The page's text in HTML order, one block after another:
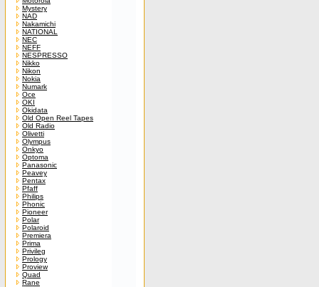
Mystery
NAD
Nakamichi
NATIONAL
NEC
NEFF
NESPRESSO
Nikko
Nikon
Nokia
Numark
Oce
OKI
Okidata
Old Open Reel Tapes
Old Radio
Olivetti
Olympus
Onkyo
Optoma
Panasonic
Peavey
Pentax
Pfaff
Philips
Phonic
Pioneer
Polar
Polaroid
Premiera
Prima
Privileg
Prology
Proview
Quad
Rane